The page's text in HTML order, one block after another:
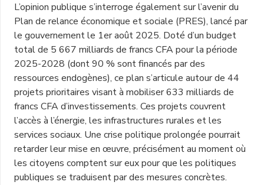
L’opinion publique s’interroge également sur l’avenir du
Plan de relance économique et sociale (PRES), lancé par
le gouvernement le 1er août 2025. Doté d’un budget
total de 5 667 milliards de francs CFA pour la période
2025-2028 (dont 90 % sont financés par des
ressources endogènes), ce plan s’articule autour de 44
projets prioritaires visant à mobiliser 633 milliards de
francs CFA d’investissements. Ces projets couvrent
l’accès à l’énergie, les infrastructures rurales et les
services sociaux. Une crise politique prolongée pourrait
retarder leur mise en œuvre, précisément au moment où
les citoyens comptent sur eux pour que les politiques
publiques se traduisent par des mesures concrètes.